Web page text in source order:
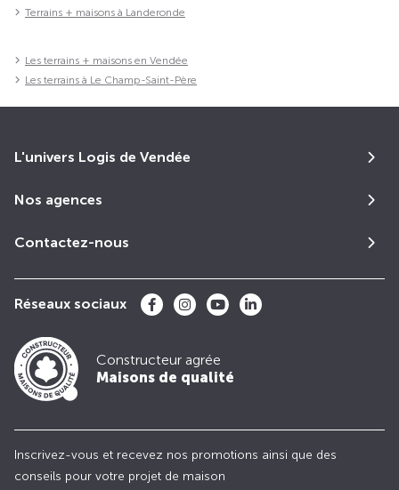
Terrains + maisons à Landeronde
Les terrains + maisons en Vendée
Les terrains à Le Champ-Saint-Père
L'univers Logis de Vendée
Nos agences
Contactez-nous
Réseaux sociaux
Constructeur agrée
Maisons de qualité
Inscrivez-vous et recevez nos promotions ainsi que des
conseils pour votre projet de maison